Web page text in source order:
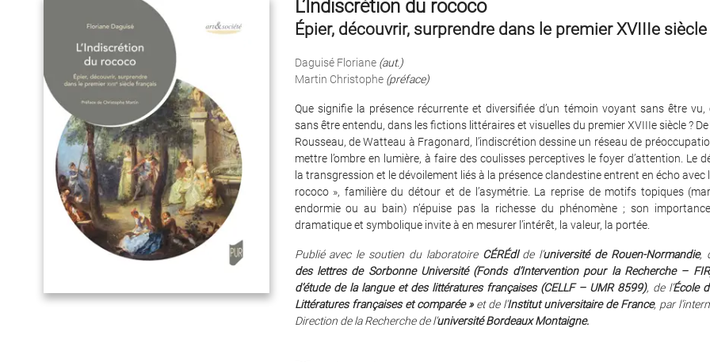
L’Indiscrétion du rococo
Épier, découvrir, surprendre dans le premier XVIIIe
Daguisé Floriane (aut.)
Martin Christophe (préface)
Que signifie la présence récurrente et diversifiée d’un témoin voyant sans être
sans être entendu, dans les fictions littéraires et visuelles du premier XVIIIe siècle ?
Rousseau, de Watteau à Fragonard, l’indiscrétion dessine un réseau de
mettre l’ombre en lumière, à faire des coulisses perceptives le foyer d’attention. Le
la transgression et le dévoilement liés à la présence clandestine entrent en écho avec
rococo », familière du détour et de l’asymétrie. La reprise de motifs topiques
endormie ou au bain) n’épuise pas la richesse du phénomène ; son
dramatique et symbolique invite à en mesurer l’intérêt, la valeur, la portée.
Publié avec le soutien du laboratoire CÉRÉdlde l’université de Rouen-Normandie,
des lettres de Sorbonne Université (Fonds d’Intervention pour la Recherche –
d’étude de la langue et des littératures françaises (CELLF – UMR 8599), de l’École
Littératures françaiseset comparée »et de l’Institut universitaire de France, par
Direction de la Recherche del’université Bordeaux Montaigne.